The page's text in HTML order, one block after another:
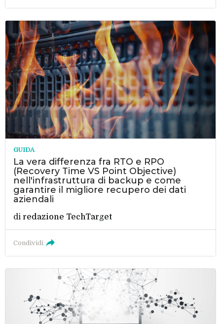
GUIDA
La vera differenza fra RTO e RPO
(Recovery Time VS Point Objective)
nell'infrastruttura di backup e come
garantire il migliore recupero dei dati
aziendali
diredazione TechTarget
Condividi